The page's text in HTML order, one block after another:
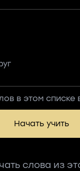
в этом списке
Начать учить
слова из